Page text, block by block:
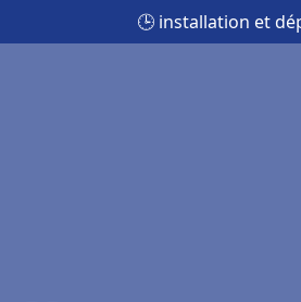
🕒 installation et